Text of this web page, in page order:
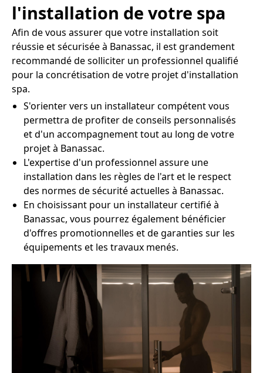
l'installation de votre spa
Afin de vous assurer que votre installation soit
réussie et sécurisée à Banassac, il est grandement
recommandé de solliciter un professionnel qualifié
pour la concrétisation de votre projet d'installation
spa.
S'orienter vers un installateur compétent vous
permettra de profiter de conseils personnalisés
et d'un accompagnement tout au long de votre
projet à Banassac.
L'expertise d'un professionnel assure une
installation dans les règles de l'art et le respect
des normes de sécurité actuelles à Banassac.
En choisissant pour un installateur certifié à
Banassac, vous pourrez également bénéficier
d'offres promotionnelles et de garanties sur les
équipements et les travaux menés.